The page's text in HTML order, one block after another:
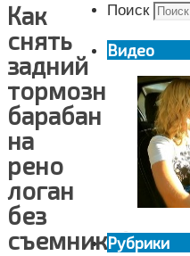
Как
снять
задний
тормозной
барабан
на
рено
логан
без
съемника?
Поиск
Видео
Рубрики